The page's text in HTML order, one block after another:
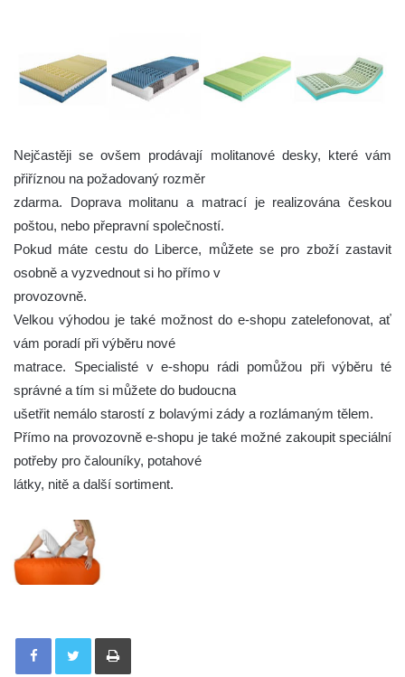
Nejčastěji se ovšem prodávají molitanové desky, které vám
přiříznou na požadovaný rozměr
zdarma. Doprava molitanu a matrací je realizována českou
poštou, nebo přepravní společností.
Pokud máte cestu do Liberce, můžete se pro zboží zastavit
osobně a vyzvednout si ho přímo v
provozovně.
Velkou výhodou je také možnost do e-shopu zatelefonovat, ať
vám poradí při výběru nové
matrace. Specialisté v e-shopu rádi pomůžou při výběru té
správné a tím si můžete do budoucna
ušetřit nemálo starostí z bolavými zády a rozlámaným tělem.
Přímo na provozovně e-shopu je také možné zakoupit speciální
potřeby pro čalouníky, potahové
látky, nitě a další sortiment.
Tisknout